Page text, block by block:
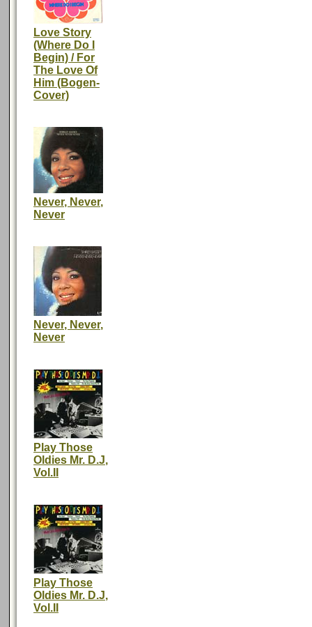
Love Story
(Where Do I
Begin) / For
The Love Of
Him (Bogen-
Cover)
Never, Never,
Never
Never, Never,
Never
Play Those
Oldies Mr. D.J,
Vol.II
Play Those
Oldies Mr. D.J,
Vol.II